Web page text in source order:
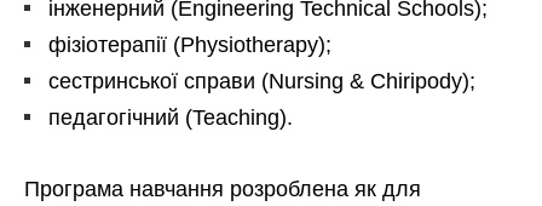
інженерний (Engineering Technical Schools);
фізіотерапії (Physiotherapy);
сестринської справи (Nursing & Chiripody);
педагогічний (Teaching).
Програма навчання розроблена як для